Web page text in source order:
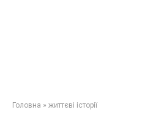
Головна » життєві історії